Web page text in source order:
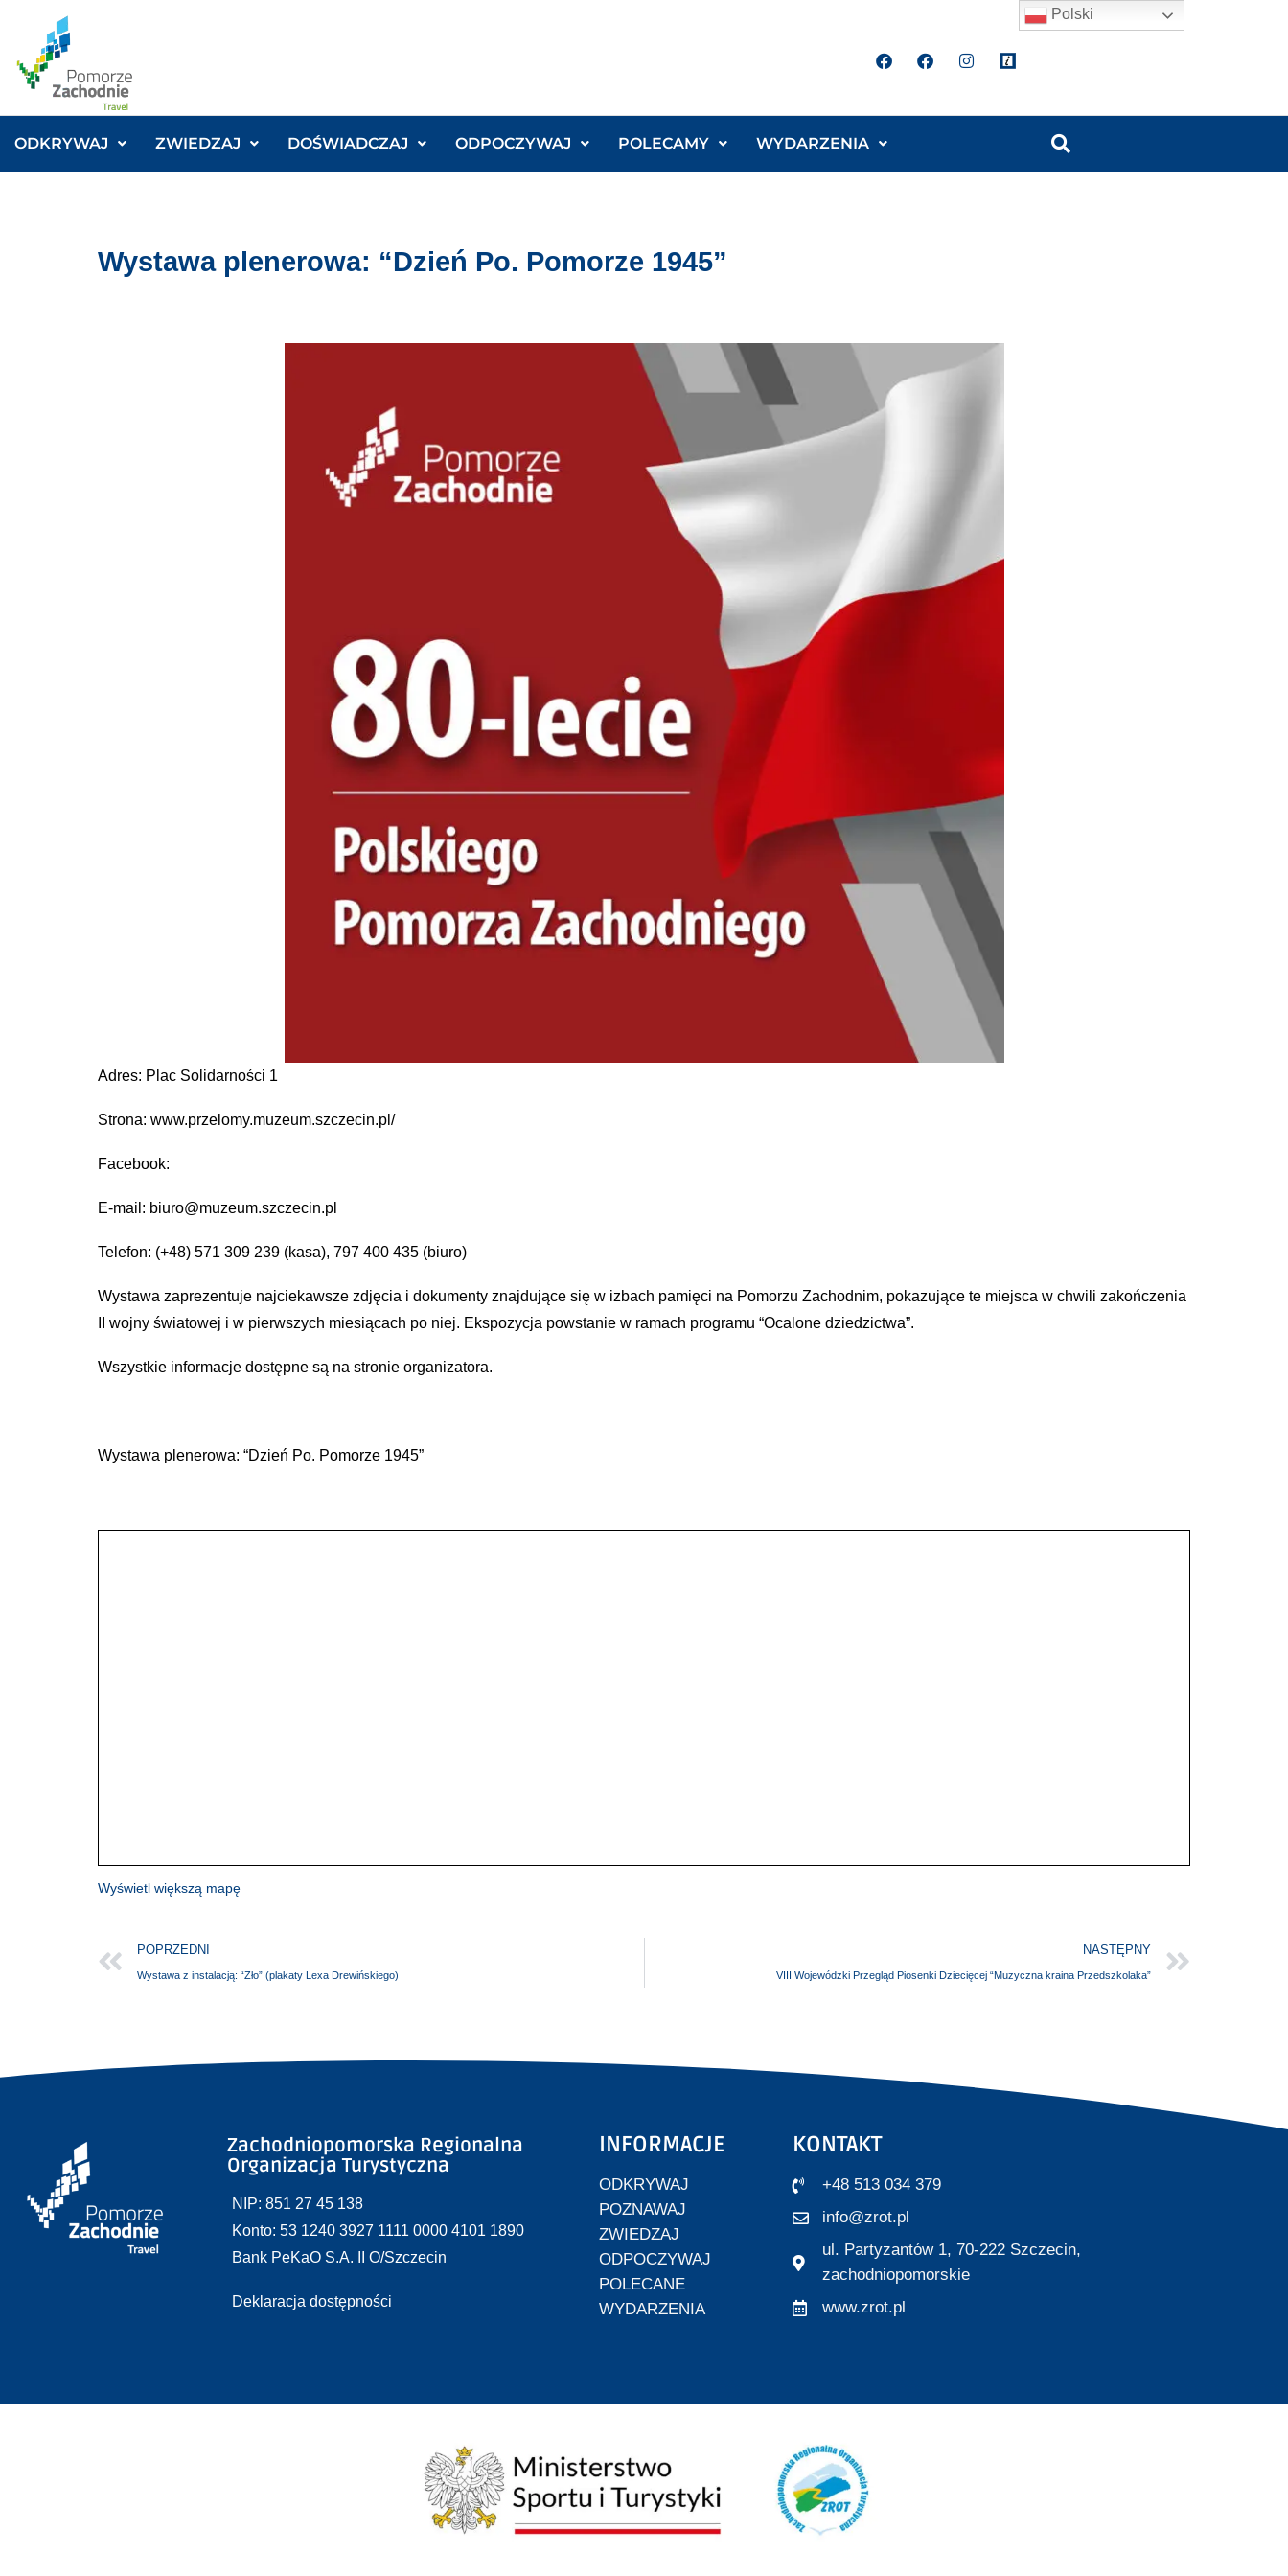
ODKRYWAJ ZWIEDZAJ DOŚWIADCZAJ ODPOCZYWAJ POLECAMY WYDARZENIA
Wystawa plenerowa: “Dzień Po. Pomorze 1945”
Adres: Plac Solidarności 1
Strona: www.przelomy.muzeum.szczecin.pl/
Facebook:
E-mail: biuro@muzeum.szczecin.pl
Telefon: (+48) 571 309 239 (kasa), 797 400 435 (biuro)
Wystawa zaprezentuje najciekawsze zdjęcia i dokumenty znajdujące się w izbach pamięci na Pomorzu Zachodnim, pokazujące te miejsca w chwili zakończenia
II wojny światowej i w pierwszych miesiącach po niej. Ekspozycja powstanie w ramach programu “Ocalone dziedzictwa”.
Wszystkie informacje dostępne są na stronie organizatora.
Wystawa plenerowa: “Dzień Po. Pomorze 1945”
Wyświetl większą mapę
POPRZEDNI
Wystawa z instalacją: “Zło” (plakaty Lexa Drewińskiego)
NASTĘPNY
VIII Wojewódzki Przegląd Piosenki Dziecięcej “Muzyczna kraina Przedszkolaka”
Zachodniopomorska Regionalna
Organizacja Turystyczna
NIP: 851 27 45 138
Konto: 53 1240 3927 1111 0000 4101 1890
Bank PeKaO S.A. II O/Szczecin
Deklaracja dostępności
INFORMACJE
ODKRYWAJ
POZNAWAJ
ZWIEDZAJ
ODPOCZYWAJ
POLECANE
WYDARZENIA
KONTAKT
+48 513 034 379
info@zrot.pl
ul. Partyzantów 1, 70-222 Szczecin,
zachodniopomorskie
www.zrot.pl
Polski